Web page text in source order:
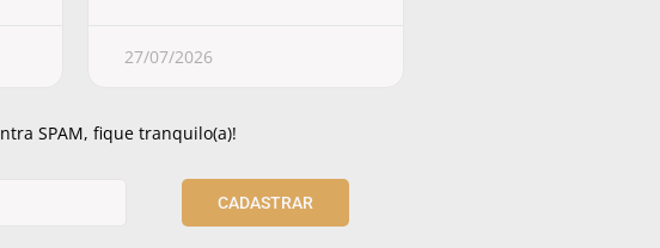
27/07/2026
SPAM, fique tranquilo(a)!
CADASTRAR